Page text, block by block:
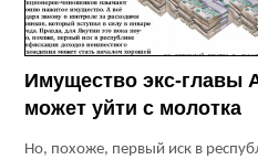
Имущество экс-главы
может уйти с молотка
Но, похоже, первый иск в